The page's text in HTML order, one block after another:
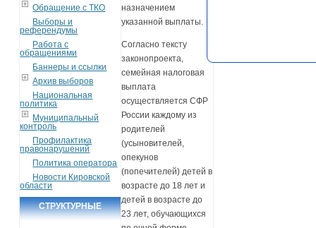
Обращение с ТКО
Выборы и
референдумы
Работа с
обращениями
Баннеры и ссылки
Архив выборов
Национальная
политика
Муниципальный
контроль
Профилактика
правонарушений
Политика оператора
Новости Кировской
области
СТРУКТУРНЫЕ
назначением
указанной выплаты.
Согласно тексту
законопроекта,
семейная налоговая
выплата
осуществляется СФР
России каждому из
родителей
(усыновителей,
опекунов
(попечителей) детей в
возрасте до 18 лет и
детей в возрасте до
23 лет, обучающихся